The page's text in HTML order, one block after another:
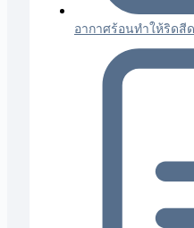
อากาศร้อนทำให้ริดสี